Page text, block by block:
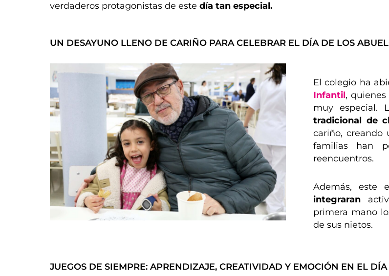
verdaderos protagonistas de este día tan especial.
UN DESAYUNO LLENO DE CARIÑO PARA CELEBRAR EL DÍA DE LOS
El colegio ha
Infantil,
muy especial.
tradicional de
cariño, creando
familias han
reencuentros.
Además, este
integraran
primera mano
de sus nietos.
JUEGOS DE SIEMPRE: APRENDIZAJE, CREATIVIDAD Y EMOCIÓN EN EL